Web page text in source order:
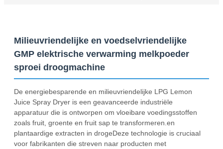
Milieuvriendelijke en voedselvriendelijke
GMP elektrische verwarming melkpoeder
sproei droogmachine
De energiebesparende en milieuvriendelijke LPG Lemon
Juice Spray Dryer is een geavanceerde industriële
apparatuur die is ontworpen om vloeibare voedingsstoffen
zoals fruit, groente en fruit sap te transformeren.en
plantaardige extracten in drogeDeze technologie is cruciaal
voor fabrikanten die streven naar producten met